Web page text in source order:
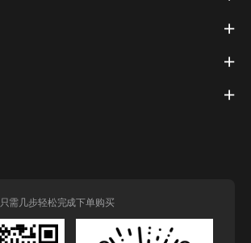
只需几步轻松完成下单购买